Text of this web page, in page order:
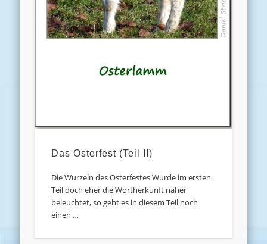
Das Osterfest (Teil II)
Die Wurzeln des Osterfestes Wurde im ersten
Teil doch eher die Wortherkunft näher
beleuchtet, so geht es in diesem Teil noch
einen …